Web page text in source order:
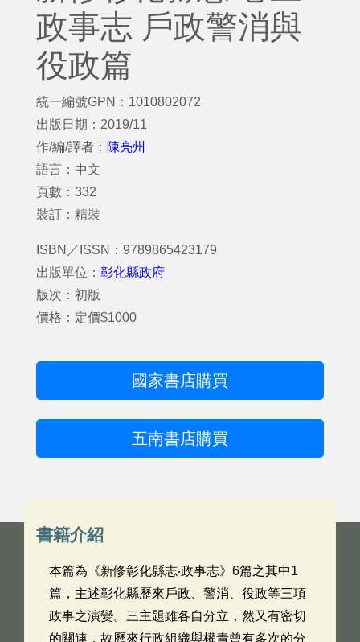
政事志 戶政警消與
役政篇
統一編號GPN：1010802072
出版日期：2019/11
作/編/譯者： 陳亮州
語言：中文
頁數：332
裝訂：精裝
ISBN／ISSN：9789865423179
出版單位： 彰化縣政府
版次：初版
價格：定價$1000
國家書店購買
五南書店購買
書籍介紹
本篇為《新修彰化縣志‧政事志》6篇之其中1
篇，主述彰化縣歷來戶政、警消、役政等三項
政事之演變。三主題雖各自分立，然又有密切
的關連，故歷來行政組織與權責曾有多次的分